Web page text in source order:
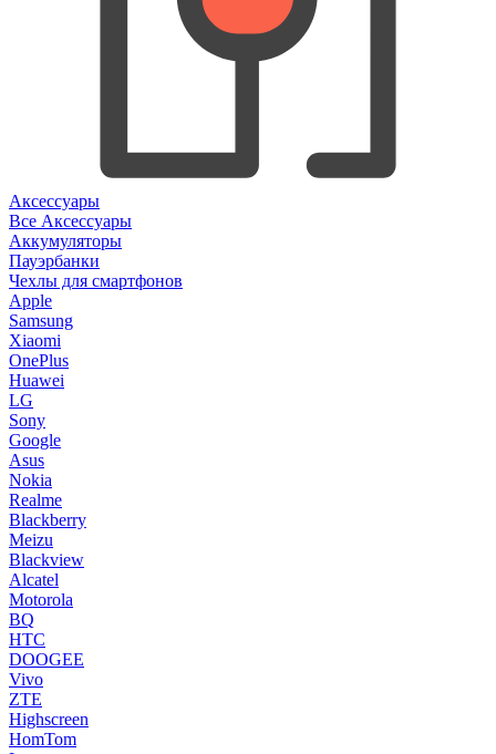
Аксессуары
Все Аксессуары
Аккумуляторы
Пауэрбанки
Чехлы для смартфонов
Apple
Samsung
Xiaomi
OnePlus
Huawei
LG
Sony
Google
Asus
Nokia
Realme
Blackberry
Meizu
Blackview
Alcatel
Motorola
BQ
HTC
DOOGEE
Vivo
ZTE
Highscreen
HomTom